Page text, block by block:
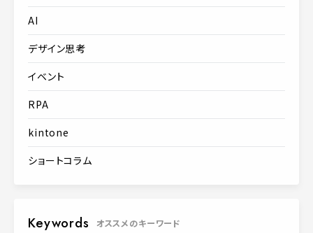
AI
デザイン思考
イベント
RPA
kintone
ショートコラム
Keywords オススメのキーワード